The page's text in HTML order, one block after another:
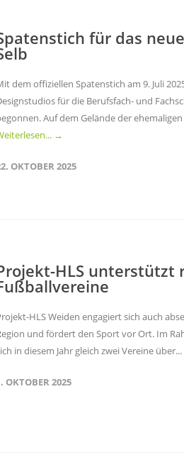
für das
dem offiziellen Spatenstich am 9. Juli
für die Berufsfach- und
Auf dem Gelände der
→
OKTOBER 2025
HLS unterstützt
HLS Weiden engagiert sich auch
und fördert den Sport vor Ort. Im
in diesem Jahr gleich zwei Vereine über...
OKTOBER 2025